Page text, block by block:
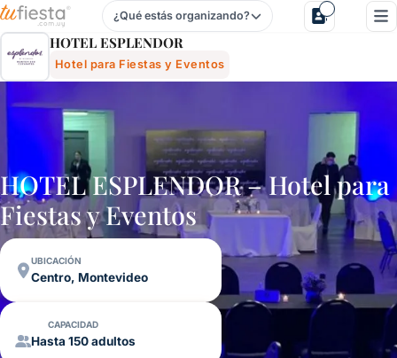
Hotel Esplendor - Hotel Para Fiestas Y Eventos En Centro,
¿Qué estás organizando?
HOTEL ESPLENDOR
Hotel para Fiestas y Eventos
HOTEL ESPLENDOR – Hotel para
Fiestas y Eventos
UBICACIÓN
Centro, Montevideo
CAPACIDAD
Hasta 150 adultos